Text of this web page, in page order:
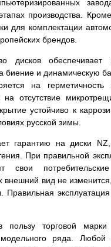
производства.
для комплектации
брендов.
дисков обеспечивает
биение и динамическую
на
на отсутствие
устойчиво к
русской зимы.
гарантию на диски
При правильной
свои
внешний вид не
эксплуатация
пользу торговой
модельного ряда. Любой